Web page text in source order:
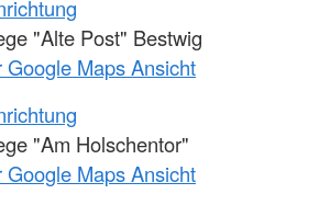
"Alte Post" Bestwig
Google Maps Ansicht
"Am Holschentor"
Google Maps Ansicht